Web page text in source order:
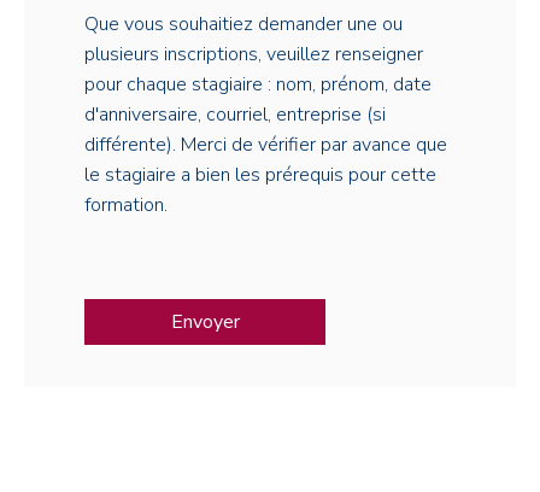
Que vous souhaitiez demander une ou
plusieurs inscriptions, veuillez renseigner
pour chaque stagiaire : nom, prénom, date
d'anniversaire, courriel, entreprise (si
différente). Merci de vérifier par avance que
le stagiaire a bien les prérequis pour cette
formation.